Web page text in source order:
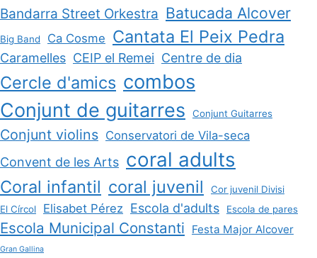
Bandarra Street Orkestra Batucada Alcover
Big Band Ca Cosme Cantata El Peix Pedra
Caramelles CEIP el Remei Centre de dia
Cercle d'amics combos
Conjunt de guitarres Conjunt Guitarres
Conjunt violins Conservatori de Vila-seca
Convent de les Arts coral adults
Coral infantil coral juvenil
Cor juvenil Divisi
El Círcol
Elisabet Pérez Escola d'adults Escola de pares
Escola Municipal Constanti Festa Major Alcover
Gran Gallina